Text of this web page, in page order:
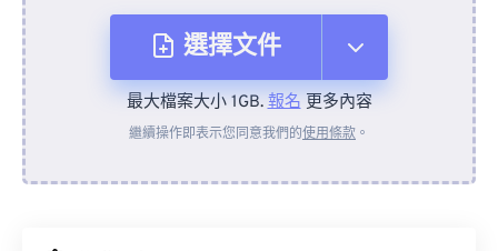
選擇文件
來自裝置
最大檔案大小 1GB.報名更多內容
繼續操作即表示您同意我們的使用條款 。